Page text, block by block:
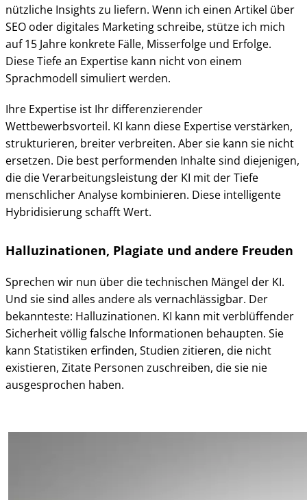
nützliche Insights zu liefern. Wenn ich einen Artikel über
SEO oder digitales Marketing schreibe, stütze ich mich
auf 15 Jahre konkrete Fälle, Misserfolge und Erfolge.
Diese Tiefe an Expertise kann nicht von einem
Sprachmodell simuliert werden.
Ihre Expertise ist Ihr differenzierender
Wettbewerbsvorteil. KI kann diese Expertise verstärken,
strukturieren, breiter verbreiten. Aber sie kann sie nicht
ersetzen. Die best performenden Inhalte sind diejenigen,
die die Verarbeitungsleistung der KI mit der Tiefe
menschlicher Analyse kombinieren. Diese intelligente
Hybridisierung schafft Wert.
Halluzinationen, Plagiate und andere Freuden
Sprechen wir nun über die technischen Mängel der KI.
Und sie sind alles andere als vernachlässigbar. Der
bekannteste: Halluzinationen. KI kann mit verblüffender
Sicherheit völlig falsche Informationen behaupten. Sie
kann Statistiken erfinden, Studien zitieren, die nicht
existieren, Zitate Personen zuschreiben, die sie nie
ausgesprochen haben.